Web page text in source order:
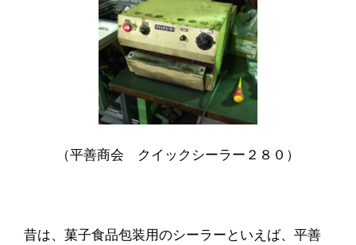
（平善商会 クイックシーラー２８０）
昔は、菓子食品包装用のシーラーといえば、平善